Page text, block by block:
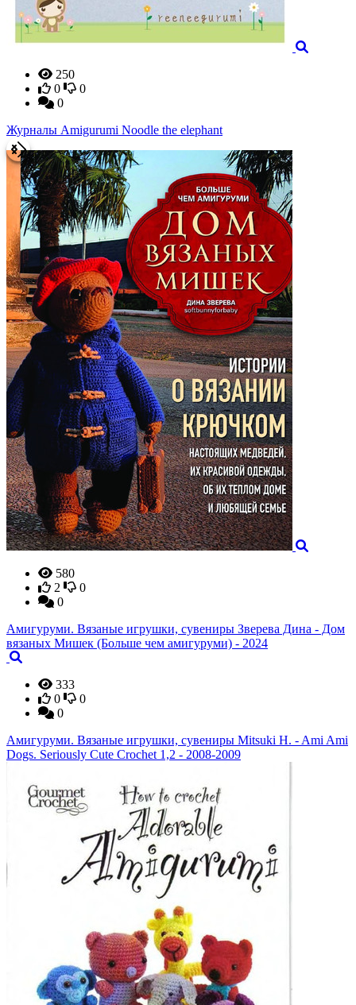
580
2
0
0
Амигуруми. Вязаные игрушки, сувениры Зверева Дина - Дом
вязаных Мишек (Больше чем амигуруми) - 2024
333
0
0
0
Амигуруми. Вязаные игрушки, сувениры Mitsuki H. - Ami Ami
Dogs. Seriously Cute Crochet 1,2 - 2008-2009